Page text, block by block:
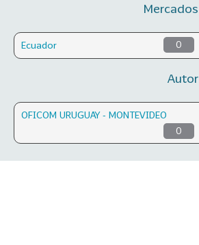
Mercados
Ecuador 0
Autor
OFICOM URUGUAY - MONTEVIDEO
0